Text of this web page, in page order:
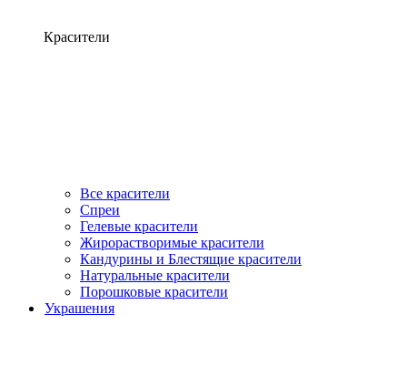
Красители
Все красители
Спреи
Гелевые красители
Жирорастворимые красители
Кандурины и Блестящие красители
Натуральные красители
Порошковые красители
Украшения